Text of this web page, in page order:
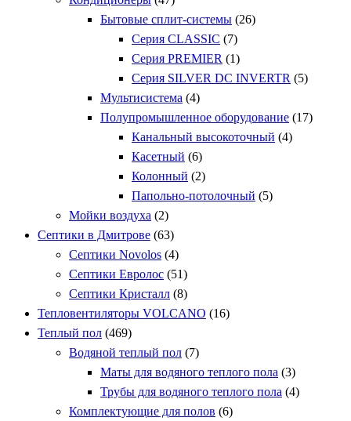
Бытовые сплит-системы (26)
Серия CLASSIC (7)
Серия PREMIER (1)
Серия SILVER DC INVERTR (5)
Мультисистема (4)
Полупромышленное оборудование (17)
Канальный высокоточный (4)
Касетный (6)
Колонный (2)
Папольно-потолочный (5)
Мойки воздуха (2)
Септики в Дмитрове (63)
Септики Novolos (4)
Септики Евролос (51)
Септики Кристалл (8)
Тепловентиляторы VOLCANO (16)
Теплый пол (469)
Водяной теплый пол (7)
Маты для водяного теплого пола (3)
Трубы для водяного теплого пола (4)
Комплектующие для полов (6)